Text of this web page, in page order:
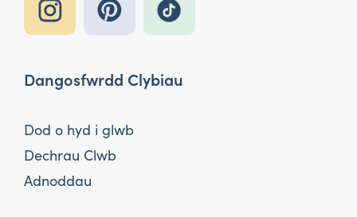
Dangosfwrdd Clybiau
Dod o hyd i glwb
Dechrau Clwb
Adnoddau